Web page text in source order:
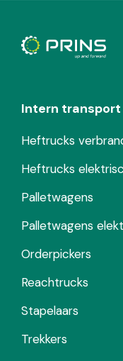
Intern transport
Heftrucks
Heftrucks
Palletwagens
Palletwagens
Orderpickers
Reachtrucks
Stapelaars
Trekkers